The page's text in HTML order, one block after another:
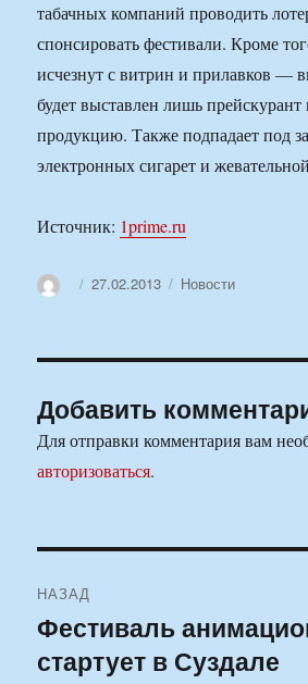
табачных компаний проводить
спонсировать фестивали. Кроме
исчезнут с витрин и прилавков —
будет выставлен лишь
продукцию. Также подпадает под
электронных сигарет и
Источник: 1prime.ru
АвторОпубликовано
27.02.2013 Рубрики
Новости
Добавить
Для отправки комментария вам
авторизоваться.
по
записям
НАЗАД
Предыдущая
запись:
Фестиваль
стартует в Суздале